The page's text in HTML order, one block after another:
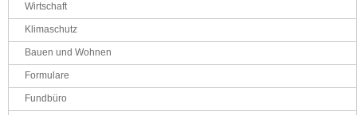
Wirtschaft
Klimaschutz
Bauen und Wohnen
Formulare
Fundbüro